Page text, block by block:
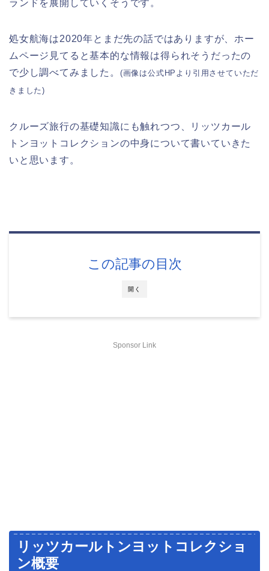
ランドを展開していくそうです。
処女航海は2020年とまだ先の話ではありますが、ホー
ムページ見てると基本的な情報は得られそうだったの
で少し調べてみました。 (画像は公式HPより引用させていただ
きました)
クルーズ旅行の基礎知識にも触れつつ、リッツカール
トンヨットコレクションの中身について書いていきた
いと思います。
開く
この記事の目次
Sponsor Link
リッツカールトンヨットコレクショ
ン概要